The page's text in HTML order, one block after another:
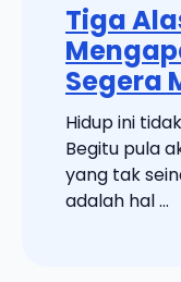
Tiga
Segera
Hidup ini
Begitu pula
yang tak
adalah hal ...